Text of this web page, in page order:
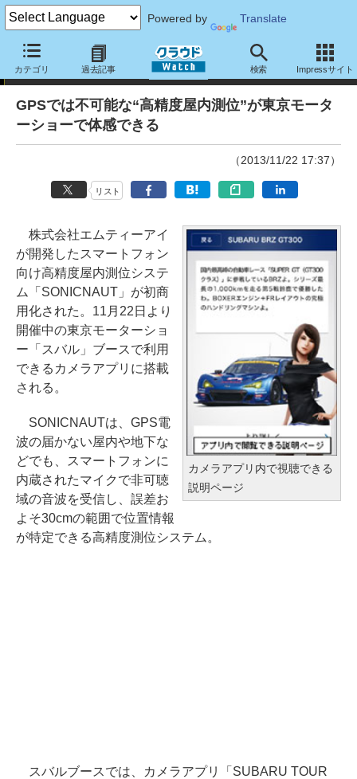
Powered by Translate
カテゴリ 過去記事 検索 Impressサイト
ニュース
GPSでは不可能な“高精度屋内測位”が東京モータ
ーショーで体感できる
（2013/11/22 17:37）
リスト
カメラアプリ内で視聴できる
説明ページ
株式会社エムティーアイ
が開発したスマートフォン
向け高精度屋内測位システ
ム「SONICNAUT」が初商
用化された。11月22日より
開催中の東京モーターショ
ー「スバル」ブースで利用
できるカメラアプリに搭載
される。
SONICNAUTは、GPS電
波の届かない屋内や地下な
どでも、スマートフォンに
内蔵されたマイクで非可聴
域の音波を受信し、誤差お
よそ30cmの範囲で位置情報
が特定できる高精度測位システム。
スバルブースでは、カメラアプリ「SUBARU TOUR